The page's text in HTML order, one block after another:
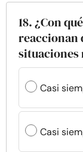
18. ¿Con
reaccionan
situaciones
Casi
Casi